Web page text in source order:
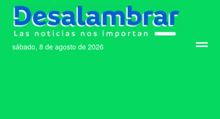
sábado, 8 de agosto de 2026